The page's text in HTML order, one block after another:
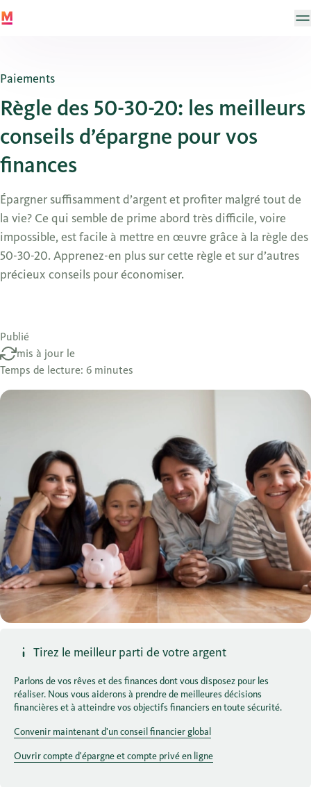
Paiements
Règle des 50-30-20: les meilleurs
conseils d’épargne pour vos
finances
Épargner suffisamment d’argent et profiter malgré tout de
la vie? Ce qui semble de prime abord très difficile, voire
impossible, est facile à mettre en œuvre grâce à la règle des
50-30-20. Apprenez-en plus sur cette règle et sur d’autres
précieux conseils pour économiser.
Publié
mis à jour le
Temps de lecture: 6 minutes
Tirez le meilleur parti de votre argent
Parlons de vos rêves et des finances dont vous disposez pour les
réaliser. Nous vous aiderons à prendre de meilleures décisions
financières et à atteindre vos objectifs financiers en toute sécurité.
Convenir maintenant d'un conseil financier global
Ouvrir compte d'épargne et compte privé en ligne